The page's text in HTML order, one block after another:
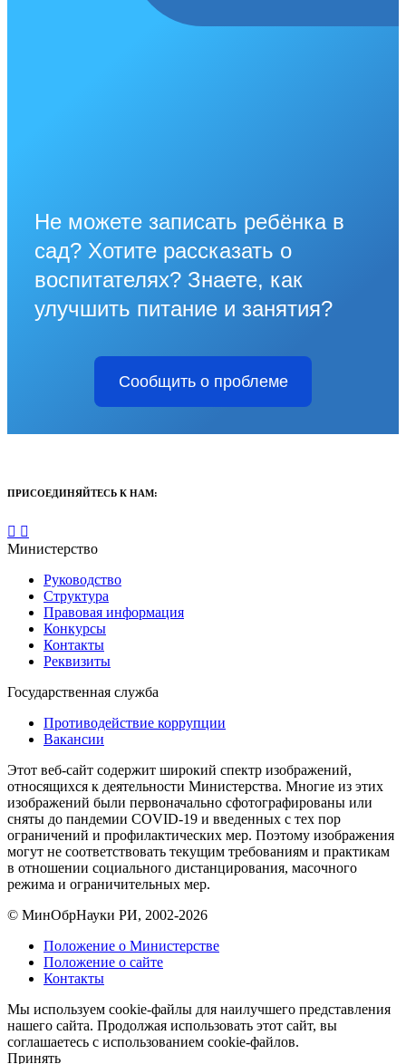
Не можете записать ребёнка в
сад? Хотите рассказать о
воспитателях? Знаете, как
улучшить питание и занятия?
Сообщить о проблеме
ПРИСОЕДИНЯЙТЕСЬ К НАМ:
Министерство
Руководство
Структура
Правовая информация
Конкурсы
Контакты
Реквизиты
Государственная служба
Противодействие коррупции
Вакансии
Этот веб-сайт содержит широкий спектр изображений,
относящихся к деятельности Министерства. Многие из этих
изображений были первоначально сфотографированы или
сняты до пандемии COVID-19 и введенных с тех пор
ограничений и профилактических мер. Поэтому изображения
могут не соответствовать текущим требованиям и практикам
в отношении социального дистанцирования, масочного
режима и ограничительных мер.
© МинОбрНауки РИ, 2002-2026
Положение о Министерстве
Положение о сайте
Контакты
Мы используем cookie-файлы для наилучшего представления
нашего сайта. Продолжая использовать этот сайт, вы
соглашаетесь с использованием cookie-файлов.
Принять